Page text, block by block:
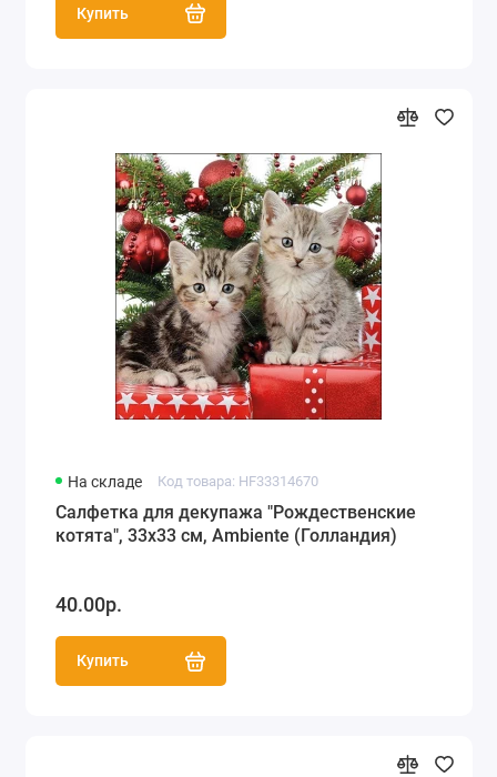
Купить
На складе Код товара: HF33314670
Салфетка для декупажа "Рождественские
котята", 33х33 см, Ambiente (Голландия)
40.00р.
Купить